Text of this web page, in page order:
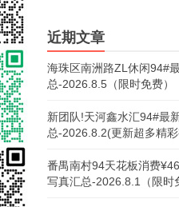
近期文章
海珠区南洲路ZL休闲94#
总-2026.8.5（限时免费）
新团队!天河鑫水汇94#最
总-2026.8.2(更新超多精
番禺南村94天花板消费
写真汇总-2026.8.1（限时